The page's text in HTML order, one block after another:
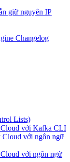
giữ nguyên IP
Changelog
Lists)
với Kafka CLI
với ngôn ngữ
với ngôn ngữ